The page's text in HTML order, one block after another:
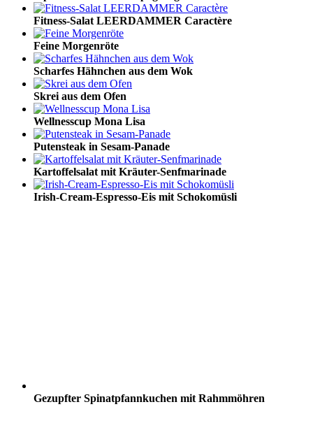
Fitness-Salat LEERDAMMER Caractère
Feine Morgenröte
Scharfes Hähnchen aus dem Wok
Skrei aus dem Ofen
Wellnesscup Mona Lisa
Putensteak in Sesam-Panade
Kartoffelsalat mit Kräuter-Senfmarinade
Irish-Cream-Espresso-Eis mit Schokomüsli
Gezupfter Spinatpfannkuchen mit Rahmmöhren